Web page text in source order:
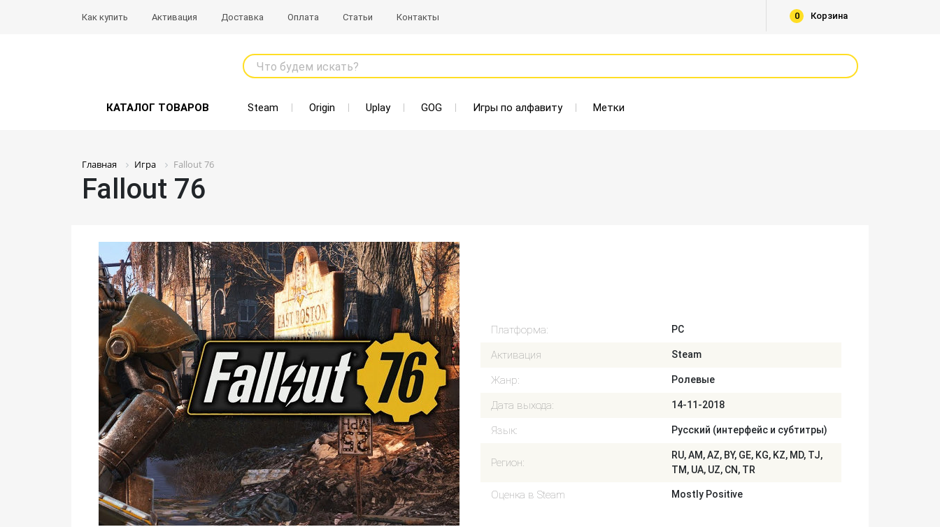
Как купить Активация Доставка Оплата Статьи Контакты Корзина
0
Что будем искать?
КАТАЛОГ ТОВАРОВ Steam Origin Uplay GOG Игры по алфавиту Метки
Главная Игра Fallout 76
Fallout 76
Платформа: PC
Активация Steam
Жанр: Ролевые
Дата выхода: 14-11-2018
Язык: Русский (интерфейс и субтитры)
Регион:
RU, AM, AZ, BY, GE, KG, KZ, MD, TJ,
TM, UA, UZ, CN, TR
Оценка в Steam Mostly Positive